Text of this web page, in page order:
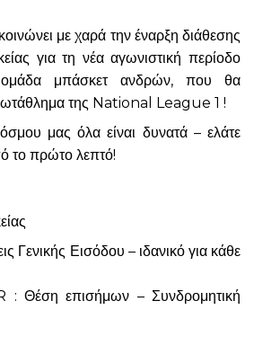
με χαρά την έναρξη διάθεσης
για τη νέα αγωνιστική περίοδο
μπάσκετ ανδρών, που θα
της National League 1 !
μας όλα είναι δυνατά – ελάτε
το πρώτο λεπτό!
Γενικής Εισόδου – ιδανικό για κάθε
Θέση επισήμων – Συνδρομητική